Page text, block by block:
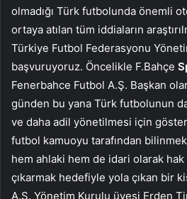
olmadığı Türk futbolunda önemli
ortaya atılan tüm iddiaların
Türkiye Futbol Federasyonu
başvuruyoruz. Öncelikle F.Bahçe
Fenerbahce Futbol A.Ş. Başkan
günden bu yana Türk futbolunun
ve daha adil yönetilmesi için
futbol kamuoyu tarafından
hem ahlaki hem de idari olarak
çıkarmak hedefiyle yola çıkan bir
A.Ş. Yönetim Kurulu üyesi Erden